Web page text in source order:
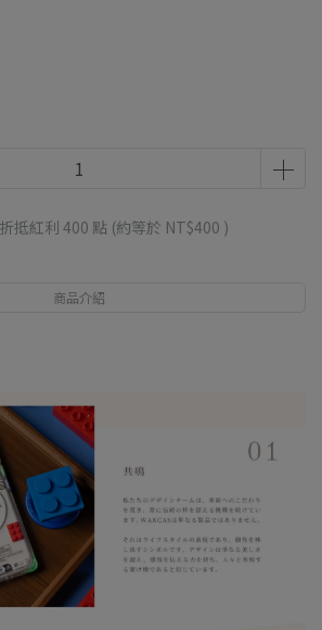
抵紅利 400 點 (約等於 NT$400 )
商品介紹